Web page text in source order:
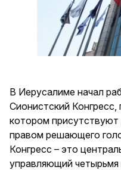
В Иерусалиме начал
Сионистский
котором присутствуют
правом решающего
Конгресс – это
управляющий